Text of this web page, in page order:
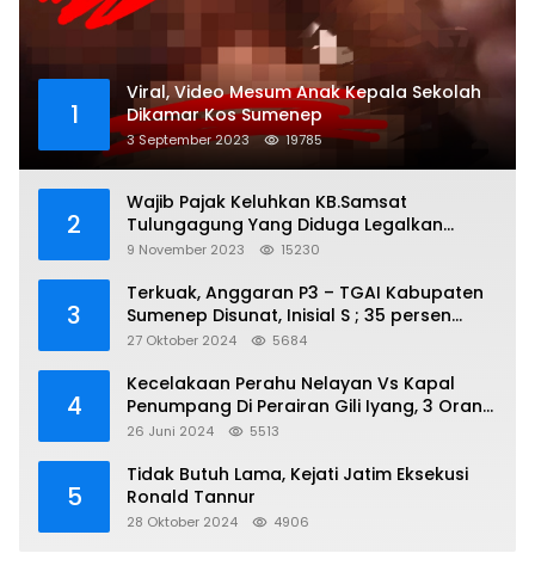
1
Viral, Video Mesum Anak Kepala Sekolah
Dikamar Kos Sumenep
3 September 2023 19785
2
Wajib Pajak Keluhkan KB.Samsat
Tulungagung Yang Diduga Legalkan
Pungli
9 November 2023 15230
3
Terkuak, Anggaran P3 – TGAI Kabupaten
Sumenep Disunat, Inisial S ; 35 persen
Bagian Oknum DPR- RI
27 Oktober 2024 5684
4
Kecelakaan Perahu Nelayan Vs Kapal
Penumpang Di Perairan Gili Iyang, 3 Orang
Hilang
26 Juni 2024 5513
5
Tidak Butuh Lama, Kejati Jatim Eksekusi
Ronald Tannur
28 Oktober 2024 4906